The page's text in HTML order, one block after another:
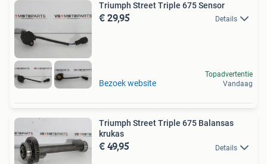
Triumph Street Triple 675 Sensor
€ 29,95 Details
Bezoek website
Topadvertentie
Vandaag
Triumph Street Triple 675 Balansas
krukas
€ 49,95 Details